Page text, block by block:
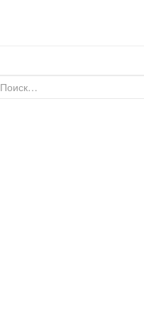
Искать: